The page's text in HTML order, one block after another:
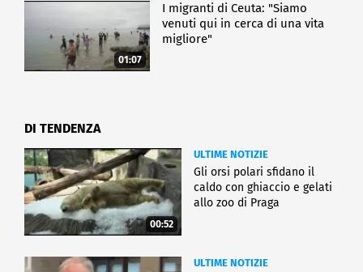
01:07
I migranti di Ceuta: "Siamo
venuti qui in cerca di una vita
migliore"
DI TENDENZA
00:52
ULTIME NOTIZIE
Gli orsi polari sfidano il
caldo con ghiaccio e gelati
allo zoo di Praga
ULTIME NOTIZIE